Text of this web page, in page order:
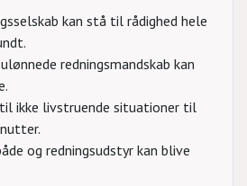
kan stå til rådighed hele
redningsmandskab kan
til ikke livstruende situationer til
og redningsudstyr kan blive